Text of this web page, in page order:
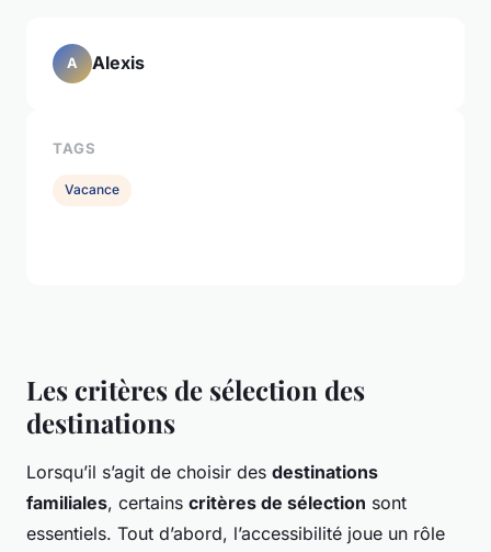
Les critères de sélection des
destinations
Lorsqu’il s’agit de choisir des destinations
familiales, certains critères de sélection sont
essentiels. Tout d’abord, l’accessibilité joue un rôle
A Alexis
TAGS
Vacance